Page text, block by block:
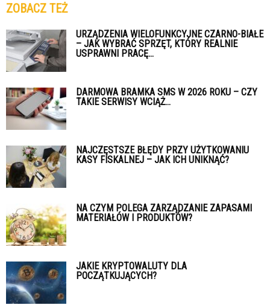
ZOBACZ TEŻ
URZĄDZENIA WIELOFUNKCYJNE CZARNO-BIAŁE
– JAK WYBRAĆ SPRZĘT, KTÓRY REALNIE
USPRAWNI PRACĘ...
DARMOWA BRAMKA SMS W 2026 ROKU – CZY
TAKIE SERWISY WCIĄŻ...
NAJCZĘSTSZE BŁĘDY PRZY UŻYTKOWANIU
KASY FISKALNEJ – JAK ICH UNIKNĄĆ?
NA CZYM POLEGA ZARZĄDZANIE ZAPASAMI
MATERIAŁÓW I PRODUKTÓW?
JAKIE KRYPTOWALUTY DLA
POCZĄTKUJĄCYCH?